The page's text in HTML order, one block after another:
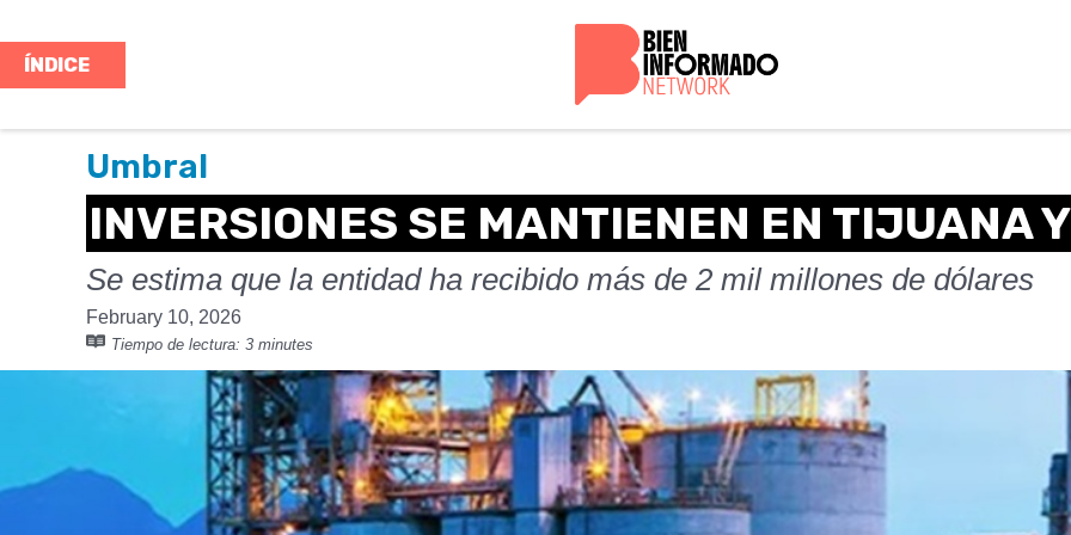
ÍNDICE
Umbral
INVERSIONES SE MANTIENEN EN TIJUANA
Se estima que la entidad ha recibido más de 2 mil millones de dólares
February 10, 2026
Tiempo de lectura: 3 minutes